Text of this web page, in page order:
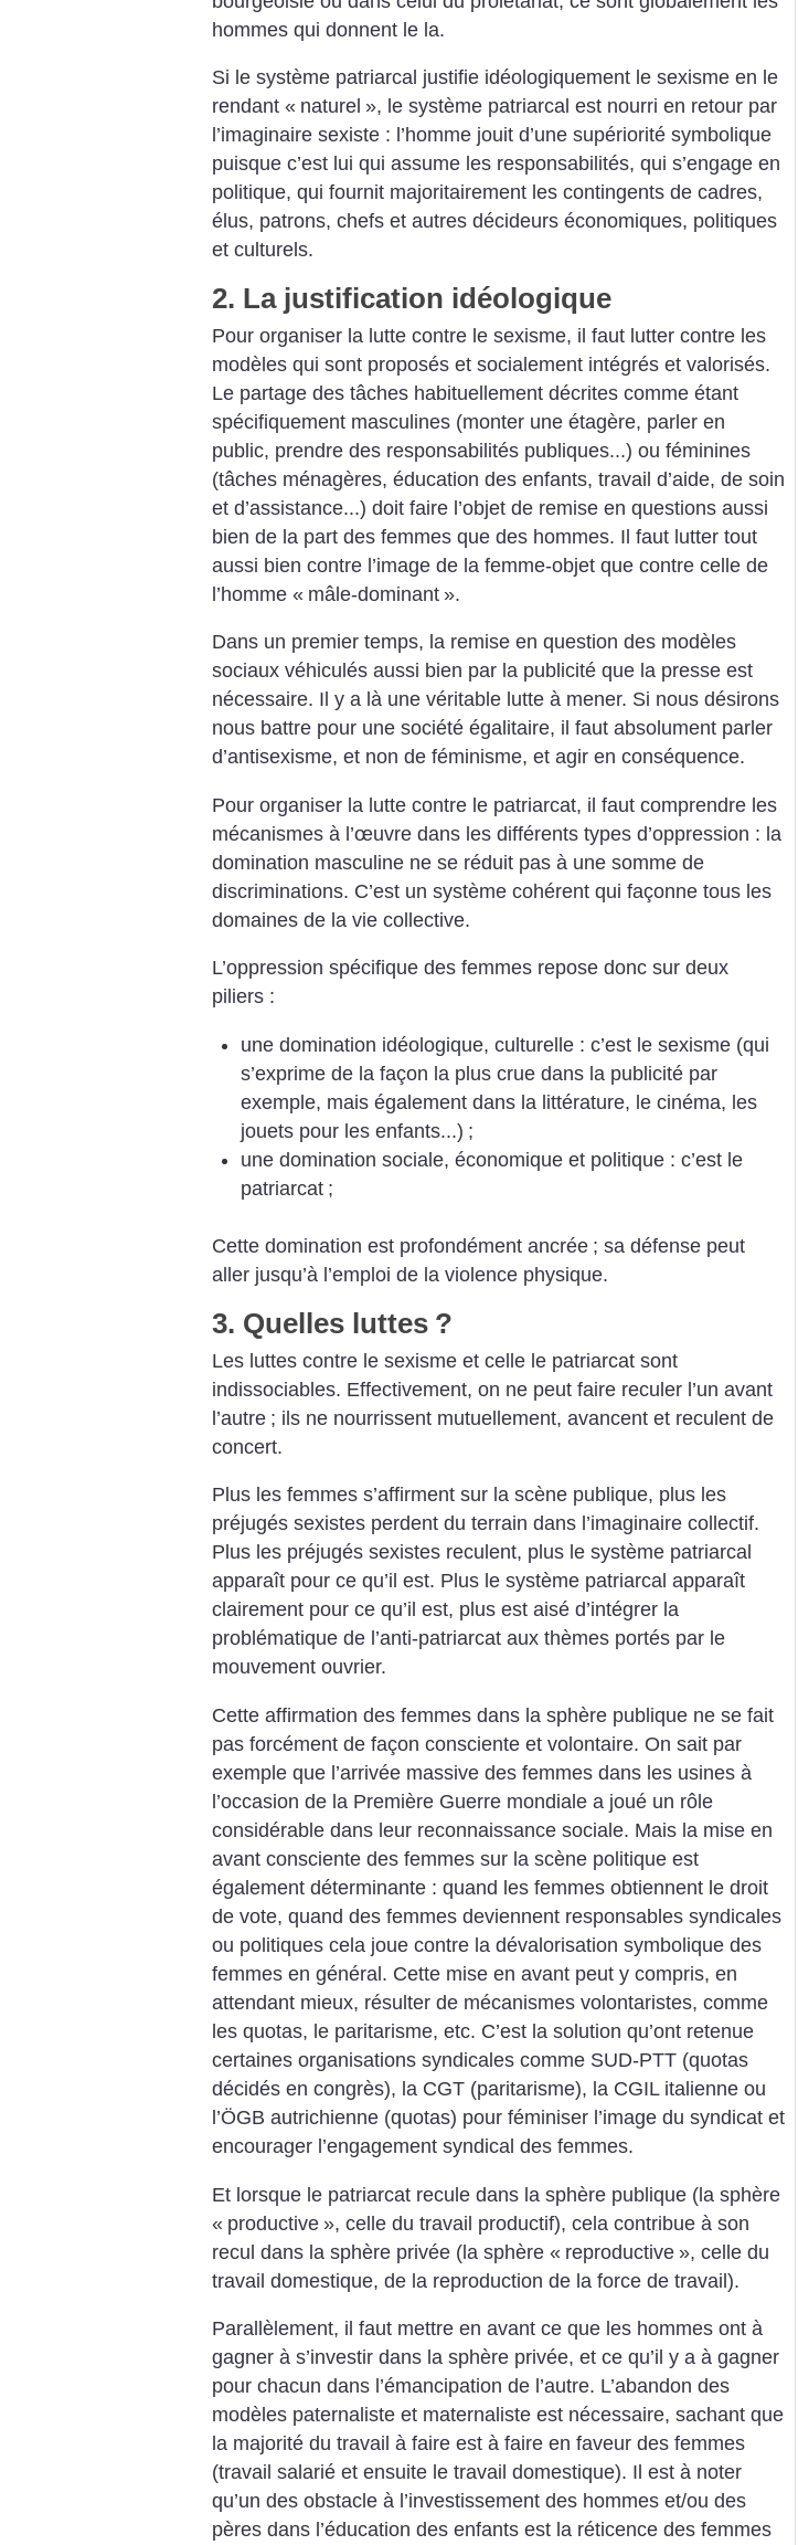
hommes qui donnent le la.
Si le système patriarcal justifie idéologiquement le sexisme en le
rendant « naturel », le système patriarcal est nourri en retour par
l’imaginaire sexiste : l’homme jouit d’une supériorité symbolique
puisque c’est lui qui assume les responsabilités, qui s’engage en
politique, qui fournit majoritairement les contingents de cadres,
élus, patrons, chefs et autres décideurs économiques, politiques
et culturels.
2. La justification idéologique
Pour organiser la lutte contre le sexisme, il faut lutter contre les
modèles qui sont proposés et socialement intégrés et valorisés.
Le partage des tâches habituellement décrites comme étant
spécifiquement masculines (monter une étagère, parler en
public, prendre des responsabilités publiques...) ou féminines
(tâches ménagères, éducation des enfants, travail d’aide, de soin
et d’assistance...) doit faire l’objet de remise en questions aussi
bien de la part des femmes que des hommes. Il faut lutter tout
aussi bien contre l’image de la femme-objet que contre celle de
l’homme « mâle-dominant ».
Dans un premier temps, la remise en question des modèles
sociaux véhiculés aussi bien par la publicité que la presse est
nécessaire. Il y a là une véritable lutte à mener. Si nous désirons
nous battre pour une société égalitaire, il faut absolument parler
d’antisexisme, et non de féminisme, et agir en conséquence.
Pour organiser la lutte contre le patriarcat, il faut comprendre les
mécanismes à l’œuvre dans les différents types d’oppression : la
domination masculine ne se réduit pas à une somme de
discriminations. C’est un système cohérent qui façonne tous les
domaines de la vie collective.
L’oppression spécifique des femmes repose donc sur deux
piliers :
une domination idéologique, culturelle : c’est le sexisme (qui
s’exprime de la façon la plus crue dans la publicité par
exemple, mais également dans la littérature, le cinéma, les
jouets pour les enfants...) ;
une domination sociale, économique et politique : c’est le
patriarcat ;
Cette domination est profondément ancrée ; sa défense peut
aller jusqu’à l’emploi de la violence physique.
3. Quelles luttes ?
Les luttes contre le sexisme et celle le patriarcat sont
indissociables. Effectivement, on ne peut faire reculer l’un avant
l’autre ; ils ne nourrissent mutuellement, avancent et reculent de
concert.
Plus les femmes s’affirment sur la scène publique, plus les
préjugés sexistes perdent du terrain dans l’imaginaire collectif.
Plus les préjugés sexistes reculent, plus le système patriarcal
apparaît pour ce qu’il est. Plus le système patriarcal apparaît
clairement pour ce qu’il est, plus est aisé d’intégrer la
problématique de l’anti-patriarcat aux thèmes portés par le
mouvement ouvrier.
Cette affirmation des femmes dans la sphère publique ne se fait
pas forcément de façon consciente et volontaire. On sait par
exemple que l’arrivée massive des femmes dans les usines à
l’occasion de la Première Guerre mondiale a joué un rôle
considérable dans leur reconnaissance sociale. Mais la mise en
avant consciente des femmes sur la scène politique est
également déterminante : quand les femmes obtiennent le droit
de vote, quand des femmes deviennent responsables syndicales
ou politiques cela joue contre la dévalorisation symbolique des
femmes en général. Cette mise en avant peut y compris, en
attendant mieux, résulter de mécanismes volontaristes, comme
les quotas, le paritarisme, etc. C’est la solution qu’ont retenue
certaines organisations syndicales comme SUD-PTT (quotas
décidés en congrès), la CGT (paritarisme), la CGIL italienne ou
l’ÖGB autrichienne (quotas) pour féminiser l’image du syndicat et
encourager l’engagement syndical des femmes.
Et lorsque le patriarcat recule dans la sphère publique (la sphère
« productive », celle du travail productif), cela contribue à son
recul dans la sphère privée (la sphère « reproductive », celle du
travail domestique, de la reproduction de la force de travail).
Parallèlement, il faut mettre en avant ce que les hommes ont à
gagner à s’investir dans la sphère privée, et ce qu’il y a à gagner
pour chacun dans l’émancipation de l’autre. L’abandon des
modèles paternaliste et maternaliste est nécessaire, sachant que
la majorité du travail à faire est à faire en faveur des femmes
(travail salarié et ensuite le travail domestique). Il est à noter
qu’un des obstacle à l’investissement des hommes et/ou des
pères dans l’éducation des enfants est la réticence des femmes